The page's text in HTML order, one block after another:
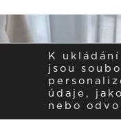
K
jsou
údaje,
nebo